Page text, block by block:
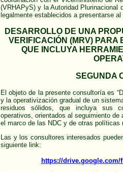
(VRHAPyS) y la Autoridad Plurinacional
legalmente establecidos a presentarse
DESARROLLO DE UNA
VERIFICACIÓN (MRV) PARA
QUE INCLUYA
SEGUNDA
El objeto de la presente consultoría es
y la operativización gradual de un
residuos sólidos, que incluya sus
operativos, orientados al seguimiento
el marco de las NDC y de otras políticas
Las y los consultores interesados
siguiente link:
https://drive.google.com/